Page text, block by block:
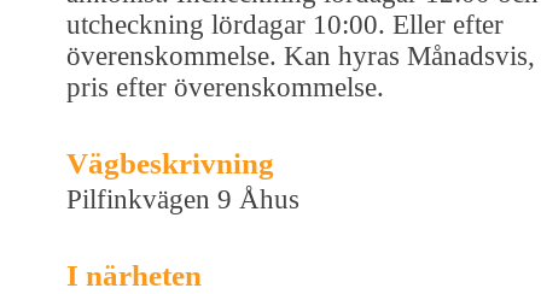
utcheckning lördagar 10:00. Eller efter
överenskommelse. Kan hyras Månadsvis,
pris efter överenskommelse.
Vägbeskrivning
Pilfinkvägen 9 Åhus
I närheten